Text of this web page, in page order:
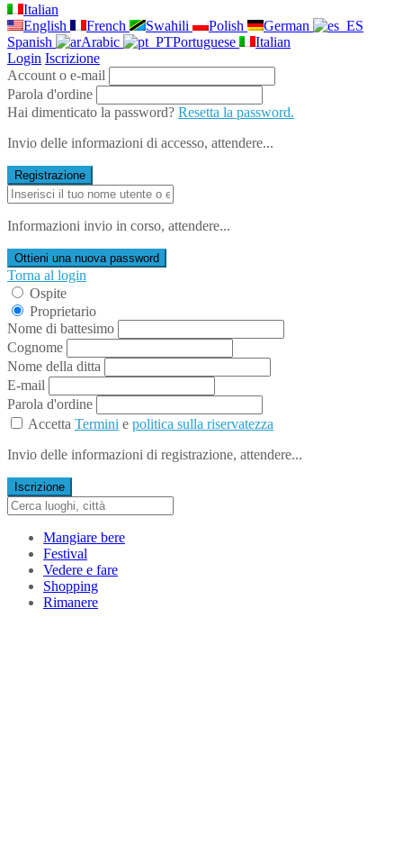
Italian
English
French Swahili Polish
German
Spanish
Arabic Portuguese
Italian
Login Iscrizione
Account o e-mail
Parola d'ordine
Hai dimenticato la password? Resetta la password.
Invio delle informazioni di accesso, attendere...
Registrazione
Informazioni invio in corso, attendere...
Ottieni una nuova password
Torna al login
Ospite
Proprietario
Nome di battesimo
Cognome
Nome della ditta
E-mail
Parola d'ordine
Accetta Termini e politica sulla riservatezza
Invio delle informazioni di registrazione, attendere...
Iscrizione
Mangiare bere
Festival
Vedere e fare
Shopping
Rimanere